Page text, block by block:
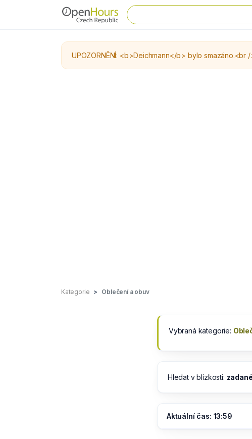
UPOZORNĚNÍ: <b>Deichmann</b> bylo
Kategorie Oblečení a obuv
Vybraná kategorie:
Hledat v blízkosti:
Aktuální čas: 13:59